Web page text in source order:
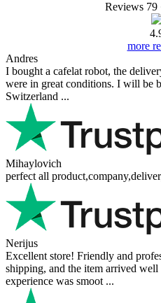
Reviews 79
more
Andres
I bought a cafelat robot, the
were in great conditions. I will be
Switzerland ...
Mihaylovich
perfect all
Nerijus
Excellent store! Friendly and
shipping, and the item arrived
experience was smoot ...